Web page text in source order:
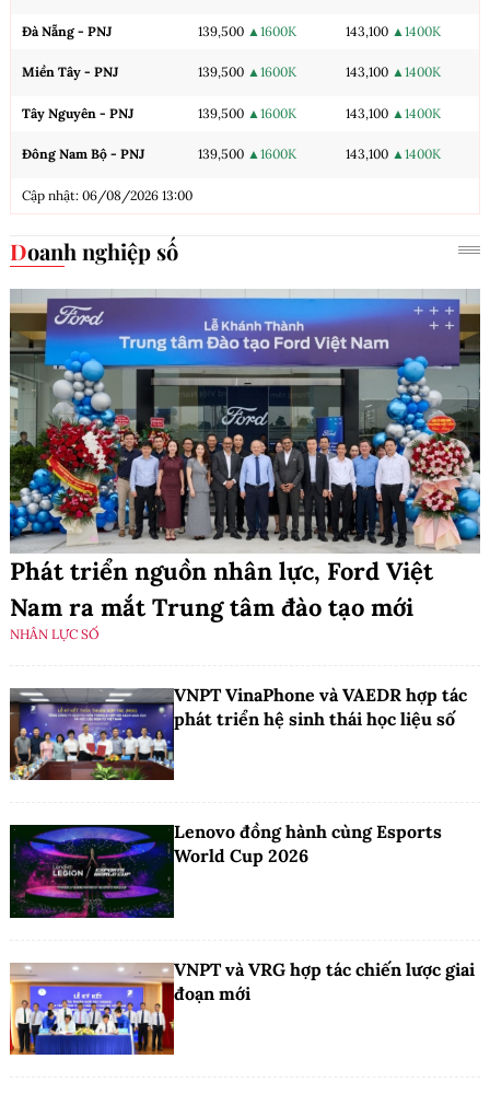
Đà Nẵng - PNJ 139,500 ▲1600K 143,100 ▲1400K
Miền Tây - PNJ 139,500 ▲1600K 143,100 ▲1400K
Tây Nguyên - PNJ 139,500 ▲1600K 143,100 ▲1400K
Đông Nam Bộ - PNJ 139,500 ▲1600K 143,100 ▲1400K
Cập nhật: 06/08/2026 13:00
Doanh nghiệp số
Phát triển nguồn nhân lực, Ford Việt
Nam ra mắt Trung tâm đào tạo mới
NHÂN LỰC SỐ
VNPT VinaPhone và VAEDR hợp tác
phát triển hệ sinh thái học liệu số
Lenovo đồng hành cùng Esports
World Cup 2026
VNPT và VRG hợp tác chiến lược giai
đoạn mới